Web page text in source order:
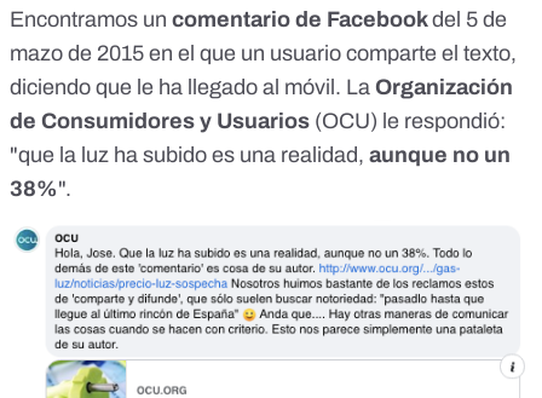
Encontramos un comentario de Facebookdel 5 de
mazo de 2015 en el que un usuario comparte el texto,
diciendo que le ha llegado al móvil. La Organización
de Consumidores y Usuarios (OCU) le respondió:
"que la luz ha subido es una realidad, aunque no un
38%".